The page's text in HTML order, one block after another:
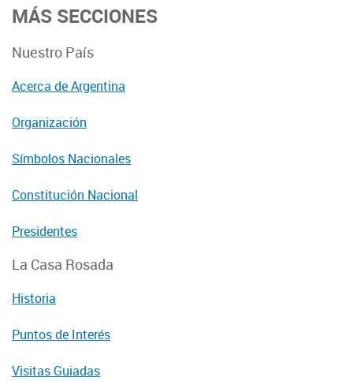
MÁS SECCIONES
Nuestro País
Acerca de Argentina
Organización
Símbolos Nacionales
Constitución Nacional
Presidentes
La Casa Rosada
Historia
Puntos de Interés
Visitas Guiadas